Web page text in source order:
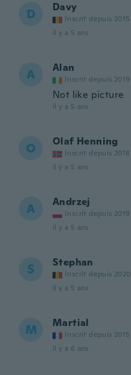
D Davy
Inscrit depuis 2015
il y a 5 ans
A Alan
Inscrit depuis 2019
Not like picture
il y a 5 ans
O Olaf Henning
Inscrit depuis 2018
il y a 5 ans
A Andrzej
Inscrit depuis 2019
il y a 5 ans
S Stephan
Inscrit depuis 2020
il y a 5 ans
M Martial
Inscrit depuis 2015
il y a 6 ans